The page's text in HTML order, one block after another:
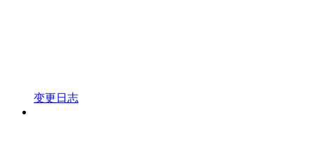
变更日志